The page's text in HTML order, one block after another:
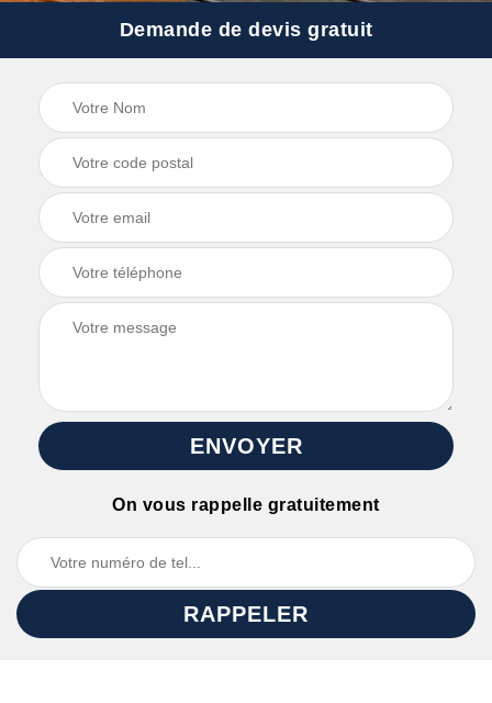
Demande de devis gratuit
On vous rappelle gratuitement